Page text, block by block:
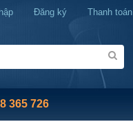
Thanh toán
Đăng ký
365 726